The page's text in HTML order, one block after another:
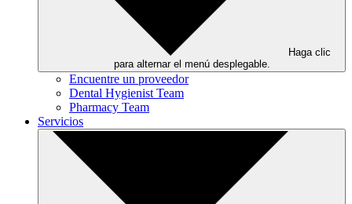
Haga clic
para alternar el menú desplegable.
Encuentre un proveedor
Dental Hygienist Team
Pharmacy Team
Servicios